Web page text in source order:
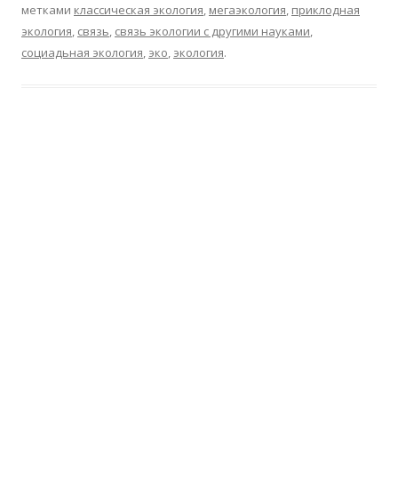
метками классическая экология, мегаэкология, приклодная
экология, связь, связь экологии с другими науками,
социадьная экология, эко, экология.